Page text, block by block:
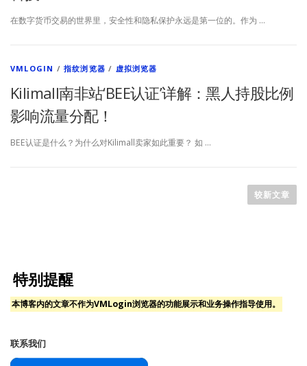
在数字货币交易的世界里，安全性和隐私保护永远是第一位的。作为 …
VMLOGIN /指纹浏览器 / 虚拟浏览器
Kilimall南非站‘BEE认证’详解：黑人持股比例
影响流量分配！
BEE认证是什么？为什么对Kilimall卖家如此重要？ 如 …
较新文章
特别提醒
本博客内的文章不作为VMLogin浏览器的功能展示和业务操作指导使用。
联系我们